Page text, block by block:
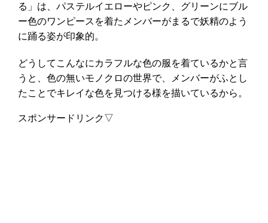
る」は、パステルイエローやピンク、グリーンにブル
ー色のワンピースを着たメンバーがまるで妖精のよう
に踊る姿が印象的。
どうしてこんなにカラフルな色の服を着ているかと言
うと、色の無いモノクロの世界で、メンバーがふとし
たことでキレイな色を見つける様を描いているから。
スポンサードリンク▽